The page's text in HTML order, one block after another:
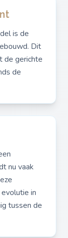
is de
Dit
de gerichte
de
nu vaak
in
tussen de